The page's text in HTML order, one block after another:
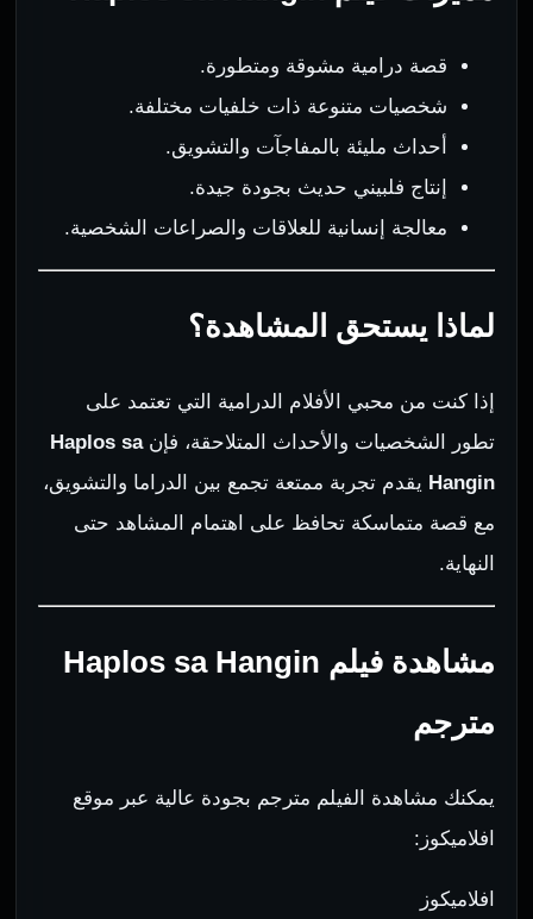
قصة درامية مشوقة ومتطورة.
شخصيات متنوعة ذات خلفيات مختلفة.
أحداث مليئة بالمفاجآت والتشويق.
إنتاج فلبيني حديث بجودة جيدة.
معالجة إنسانية للعلاقات والصراعات الشخصية.
لماذا يستحق المشاهدة؟
إذا كنت من محبي الأفلام الدرامية التي تعتمد على
تطور الشخصيات والأحداث المتلاحقة، فإنHaplos sa
Hangin يقدم تجربة ممتعة تجمع بين الدراما والتشويق،
مع قصة متماسكة تحافظ على اهتمام المشاهد حتى
النهاية.
مشاهدة فيلم Haplos sa Hangin
مترجم
يمكنك مشاهدة الفيلم مترجم بجودة عالية عبر موقع
افلاميكوز:
افلاميكوز